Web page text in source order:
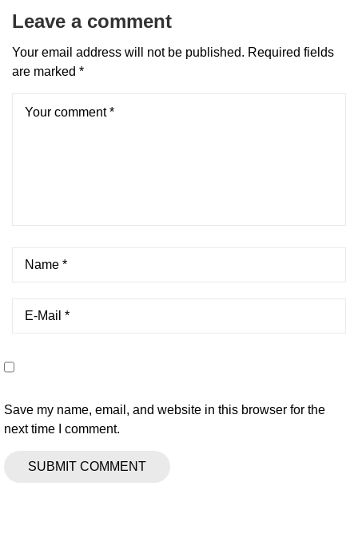
Leave a comment
Your email address will not be published. Required fields
are marked *
Save my name, email, and website in this browser for the
next time I comment.